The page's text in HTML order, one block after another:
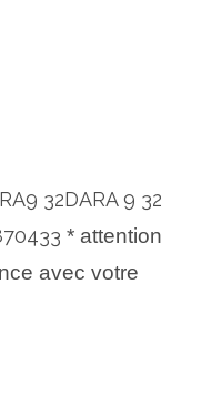
32DARA 9 32
* attention
avec votre